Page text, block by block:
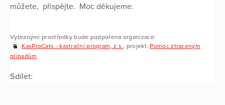
můžete, přispějte. Moc děkujeme.
Vybranými prostředky bude podpořena organizace:
KasProCats - kastrační program, z.s., projekt: Pomoc ztraceným
případům
Sdílet: